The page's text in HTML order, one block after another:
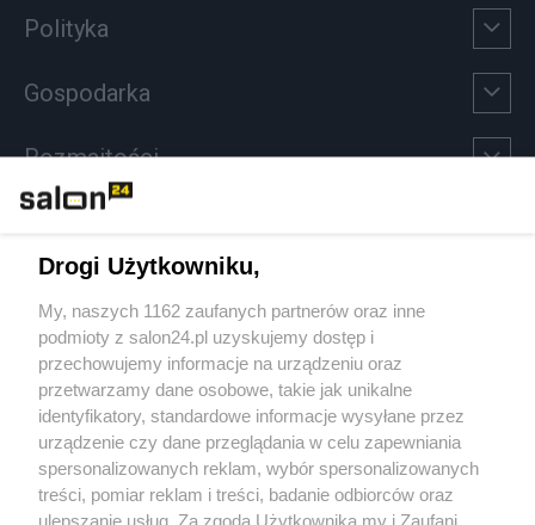
Polityka
Gospodarka
Rozmaitości
Sport
Społeczeństwo
Kultura
Drogi Użytkowniku,
My, naszych 1162 zaufanych partnerów oraz inne
podmioty z salon24.pl uzyskujemy dostęp i
przechowujemy informacje na urządzeniu oraz
przetwarzamy dane osobowe, takie jak unikalne
identyfikatory, standardowe informacje wysyłane przez
urządzenie czy dane przeglądania w celu zapewniania
spersonalizowanych reklam, wybór spersonalizowanych
treści, pomiar reklam i treści, badanie odbiorców oraz
ulepszanie usług. Za zgodą Użytkownika my i Zaufani